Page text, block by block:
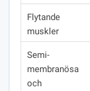
Flytande
muskler
Semi-
membranösa
och